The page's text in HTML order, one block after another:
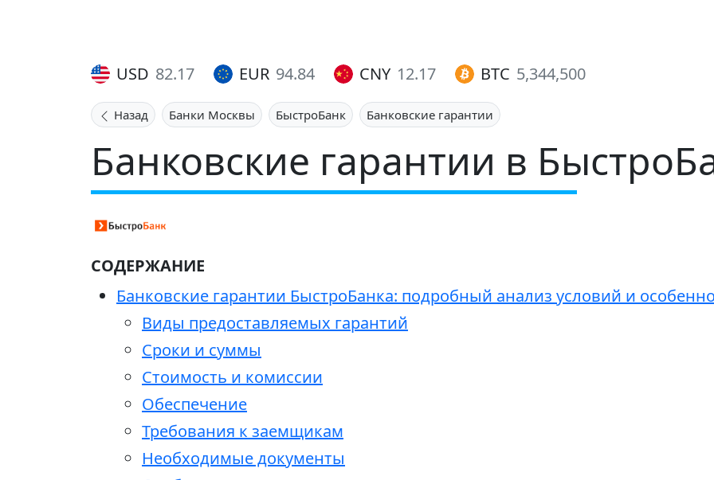
USD 82.17 EUR 94.84 CNY 12.17 BTC 5,344,500
Назад Банки Москвы БыстроБанк Банковские гарантии
Банковские гарантии в
СОДЕРЖАНИЕ
Банковские гарантии БыстроБанка: подробный анализ условий и
Виды предоставляемых гарантий
Сроки и суммы
Стоимость и комиссии
Обеспечение
Требования к заемщикам
Необходимые документы